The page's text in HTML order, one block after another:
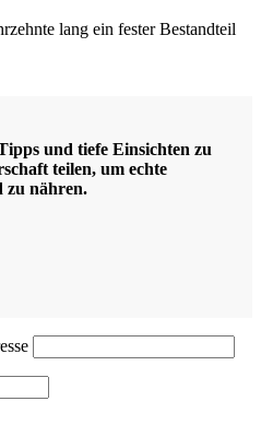
lang ein fester Bestandteil
und tiefe Einsichten zu
teilen, um echte
zu nähren.